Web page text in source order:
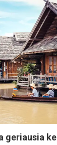
geriausia